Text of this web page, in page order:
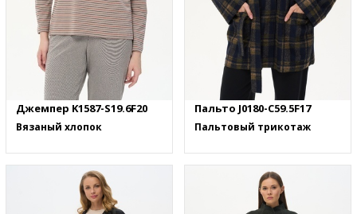
Джемпер K1587-S19.6F20
Вязаный хлопок
Пальто J0180-C59.5F17
Пальтовый трикотаж